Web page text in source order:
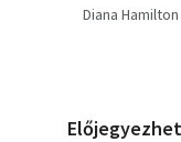
Diana Hamilton